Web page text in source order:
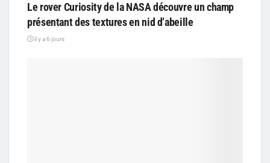
Le rover Curiosity de la NASA découvre un champ
présentant des textures en nid d’abeille
il y a 6 jours